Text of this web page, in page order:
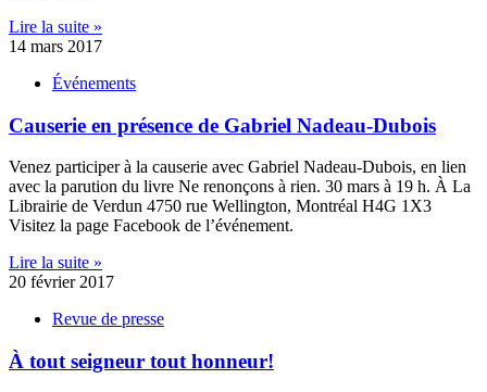
Lire la suite »
14 mars 2017
Événements
Causerie en présence de Gabriel Nadeau-Dubois
Venez participer à la causerie avec Gabriel Nadeau-Dubois, en lien
avec la parution du livre Ne renonçons à rien. 30 mars à 19 h. À La
Librairie de Verdun 4750 rue Wellington, Montréal H4G 1X3
Visitez la page Facebook de l’événement.
Lire la suite »
20 février 2017
Revue de presse
À tout seigneur tout honneur!